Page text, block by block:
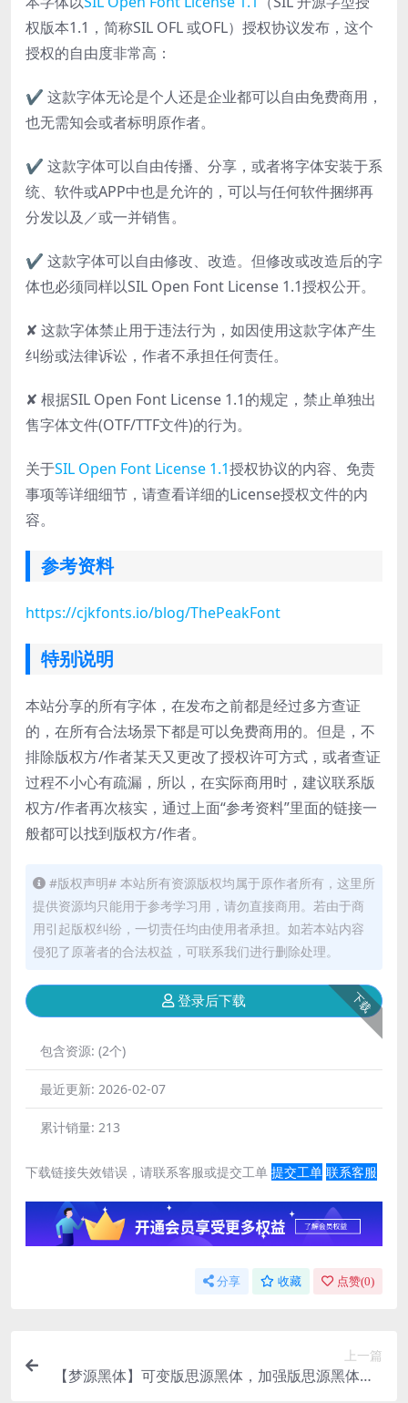
权版本1.1，简称SIL OFL 或OFL）授权协议发布，这个
授权的自由度非常高：
✔ 这款字体无论是个人还是企业都可以自由免费商用，
也无需知会或者标明原作者。
✔ 这款字体可以自由传播、分享，或者将字体安装于系
统、软件或APP中也是允许的，可以与任何软件捆绑再
分发以及／或一并销售。
✔ 这款字体可以自由修改、改造。但修改或改造后的字
体也必须同样以SIL Open Font License 1.1授权公开。
✘ 这款字体禁止用于违法行为，如因使用这款字体产生
纠纷或法律诉讼，作者不承担任何责任。
✘ 根据SIL Open Font License 1.1的规定，禁止单独出
售字体文件(OTF/TTF文件)的行为。
关于SIL Open Font License 1.1授权协议的内容、免责
事项等详细细节，请查看详细的License授权文件的内
容。
参考资料
https://cjkfonts.io/blog/ThePeakFont
特别说明
本站分享的所有字体，在发布之前都是经过多方查证
的，在所有合法场景下都是可以免费商用的。但是，不
排除版权方/作者某天又更改了授权许可方式，或者查证
过程不小心有疏漏，所以，在实际商用时，建议联系版
权方/作者再次核实，通过上面“参考资料”里面的链接一
般都可以找到版权方/作者。
#版权声明# 本站所有资源版权均属于原作者所有，这里所
提供资源均只能用于参考学习用，请勿直接商用。若由于商
用引起版权纠纷，一切责任均由使用者承担。如若本站内容
侵犯了原著者的合法权益，可联系我们进行删除处理。
下载
登录后下载
包含资源: (2个)
最近更新: 2026-02-07
累计销量: 213
下载链接失效错误，请联系客服或提交工单 提交工单 联系客服
分享 收藏 点赞(0)
上一篇
【梦源黑体】可变版思源黑体，加强版思源黑体，1